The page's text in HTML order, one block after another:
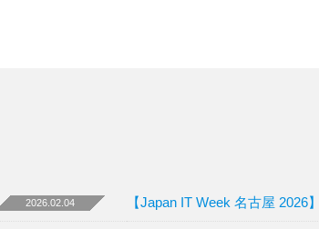
2026.02.04 【Japan IT Week 名古屋